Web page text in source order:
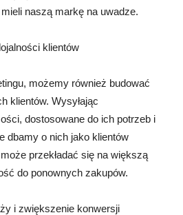
naszą markę na uwadze.
klientów
możemy również budować
klientów. Wysyłając
dostosowane do ich potrzeb i
dbamy o nich jako klientów
przekładać się na większą
do ponownych zakupów.
i zwiększenie konwersji